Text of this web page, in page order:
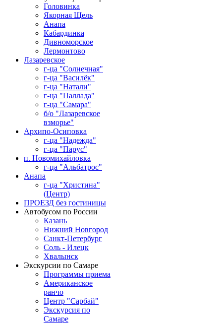
Головинка
Якорная Щель
Анапа
Кабардинка
Дивноморское
Лермонтово
Лазаревское
г-ца "Солнечная"
г-ца "Василёк"
г-ца "Натали"
г-ца "Паллада"
г-ца "Самара"
б/о "Лазаревское
взморье"
Архипо-Осиповка
г-ца "Надежда"
г-ца "Парус"
п. Новомихайловка
г-ца "Альбатрос"
Анапа
г-ца "Христина"
(Центр)
ПРОЕЗД без гостиницы
Автобусом по России
Казань
Нижний Новгород
Санкт-Петербург
Соль - Илецк
Хвалынск
Экскурсии по Самаре
Программы приема
Американское
ранчо
Центр "Сарбай"
Экскурсия по
Самаре